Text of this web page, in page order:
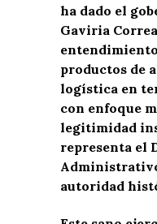
ha dado el
Gaviria
productos de
logística en
con enfoque
legitimidad
representa el
autoridad